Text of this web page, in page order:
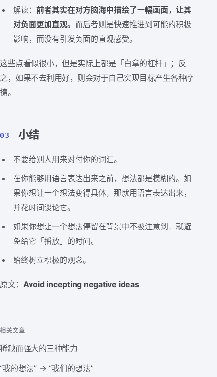
解读：前者其实在对方脑海中描绘了一幅画面，让其
对负面更加直观。 而后者则是快速推进到可能的积极
影响，而没有引发负面的直观感受。
这些点看似很小，但是实际上都是「白拿的杠杆」；反
之，如果不去利用好，则会对于自己实现目标产生各种摩
擦。
03 小结
不要给别人用来对付你的词汇。
在你能够用语言表达出来之前，想法都是模糊的。如
果你想让一个想法变得具体，那就用语言表达出来，
并花时间谈论它。
如果你想让一个想法停留在背景中不被注意到，就避
免给它「播放」的时间。
始终树立积极的观念。
原文： Avoid incepting negative ideas
相关文章
稀缺而强大的三种能力
“我的想法” → “我们的想法”